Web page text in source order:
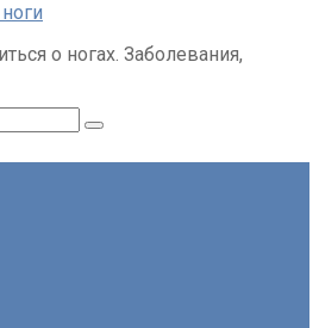
о ногах. Заболевания,